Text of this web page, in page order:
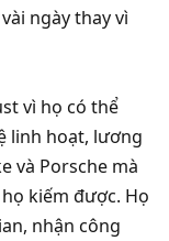
ngày thay vì
vì họ có thể
linh hoạt, lương
và Porsche mà
kiếm được. Họ
nhận công